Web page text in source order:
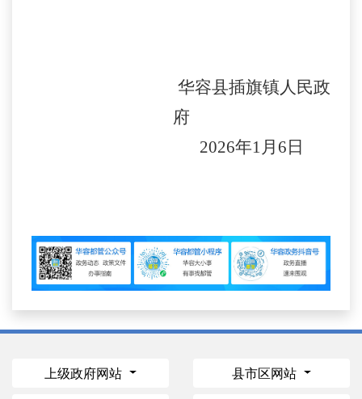
华容县插旗镇人民政
府
2026年1 月 6 日
上级政府网站 县市区网站